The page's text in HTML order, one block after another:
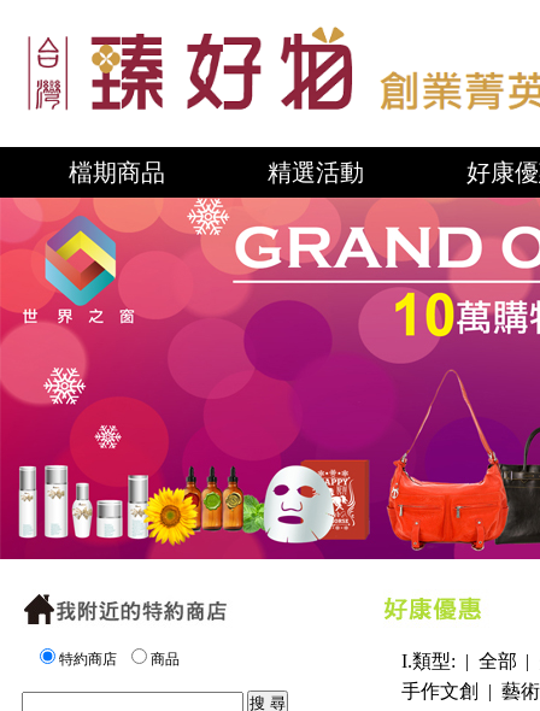
檔期商品 精選活動 好康
特約商店 商品 I.類型: | 全部 |
手作文創
| 藝